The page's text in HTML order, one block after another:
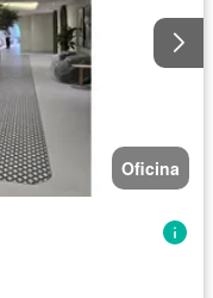
Oficina